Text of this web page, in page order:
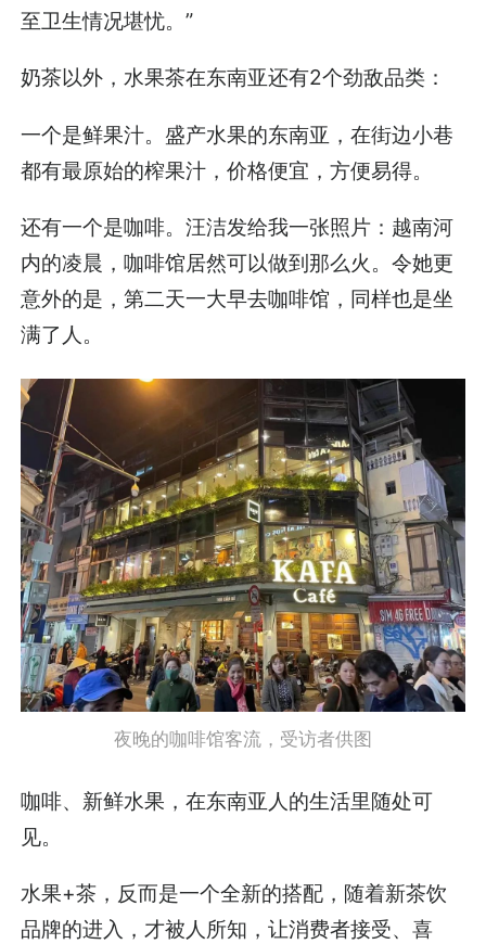
至卫生情况堪忧。”
奶茶以外，水果茶在东南亚还有2个劲敌品类：
一个是鲜果汁。盛产水果的东南亚，在街边小巷
都有最原始的榨果汁，价格便宜，方便易得。
还有一个是咖啡。汪洁发给我一张照片：越南河
内的凌晨，咖啡馆居然可以做到那么火。令她更
意外的是，第二天一大早去咖啡馆，同样也是坐
满了人。
夜晚的咖啡馆客流，受访者供图
咖啡、新鲜水果，在东南亚人的生活里随处可
见。
水果+茶，反而是一个全新的搭配，随着新茶饮
品牌的进入，才被人所知，让消费者接受、喜